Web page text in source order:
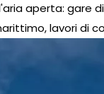
aperta: gare
lavori di